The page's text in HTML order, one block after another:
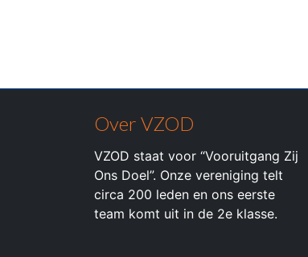
Over VZOD
VZOD staat voor “Vooruitgang Zij
Ons Doel”. Onze vereniging telt
circa 200 leden en ons eerste
team komt uit in de 2e klasse.